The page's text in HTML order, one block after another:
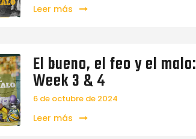
Leer más
El bueno, el feo y el malo:
Week 3 & 4
6 de octubre de 2024
Leer más